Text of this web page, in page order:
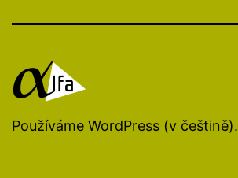
Používáme WordPress (v češtině).